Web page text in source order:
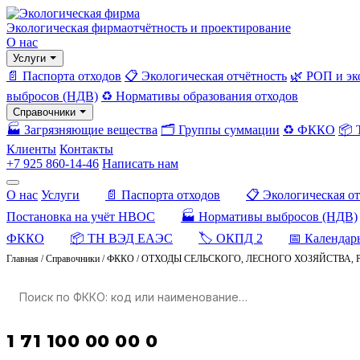
Экологическая фирмаотчётность и проектирование
О нас
Услуги
📄 Паспорта отходов 📋 Экологическая отчётность 🌿 РОП и
выбросов (НДВ) ♻️ Нормативы образования отходов
Справочники
🏭 Загрязняющие вещества 🗂️ Группы суммации ♻️ ФККО 📦
Клиенты Контакты
+7 925 860-14-46 Написать нам
О нас Услуги 📄 Паспорта отходов
📋 Экологическая
Постановка на учёт НВОС
🏭 Нормативы выбросов (НДВ)
ФККО
📦 ТН ВЭД ЕАЭС 🏷️ ОКПД 2 📅
Главная /Справочники /ФККО /ОТХОДЫ СЕЛЬСКОГО, ЛЕСНОГО ХОЗЯЙСТВА,
1 71 100 00 00 0